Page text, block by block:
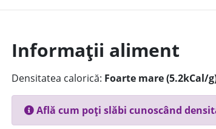
Informații aliment
Densitatea calorică: Foarte mare (5.2kCal/
Află cum poți slăbi cunoscând